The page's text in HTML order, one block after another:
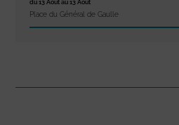
du 13 Août au 13 Août
Place du Général de Gaulle